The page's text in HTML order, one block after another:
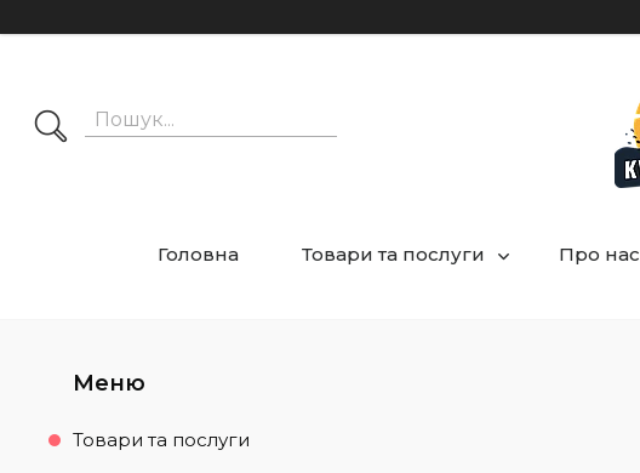
Головна Товари та послуги Про нас
Товари та послуги